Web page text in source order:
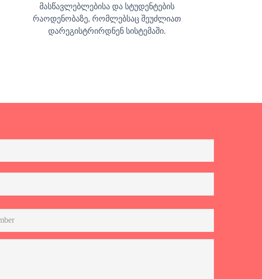
მასწავლებლებისა და სტუდენტების
რაოდენობაზე, რომლებსაც შეუძლიათ
დარეგისტრირდნენ სისტემაში.